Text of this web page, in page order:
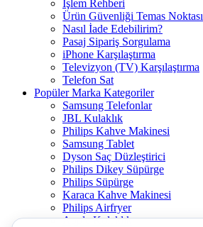
İşlem Rehberi
Ürün Güvenliği Temas Noktası
Nasıl İade Edebilirim?
Pasaj Sipariş Sorgulama
iPhone Karşılaştırma
Televizyon (TV) Karşılaştırma
Telefon Sat
Popüler Marka Kategoriler
Samsung Telefonlar
JBL Kulaklık
Philips Kahve Makinesi
Samsung Tablet
Dyson Saç Düzleştirici
Philips Dikey Süpürge
Philips Süpürge
Karaca Kahve Makinesi
Philips Airfryer
Apple Kulaklık